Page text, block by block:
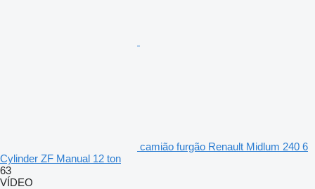
camião furgão Renault Midlum 240 6
Cylinder ZF Manual 12 ton
63
VÍDEO